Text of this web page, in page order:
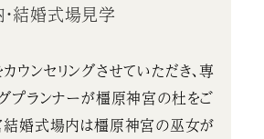
結婚式場見学
ウンセリングさせていただき、専
プランナーが橿原神宮の杜をご
結婚式場内は橿原神宮の巫女が